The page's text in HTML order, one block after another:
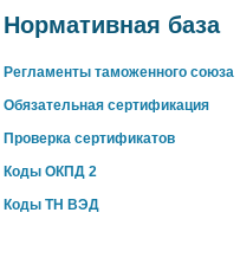
Нормативная база
Регламенты таможенного союза
Обязательная сертификация
Проверка сертификатов
Коды ОКПД 2
Коды ТН ВЭД